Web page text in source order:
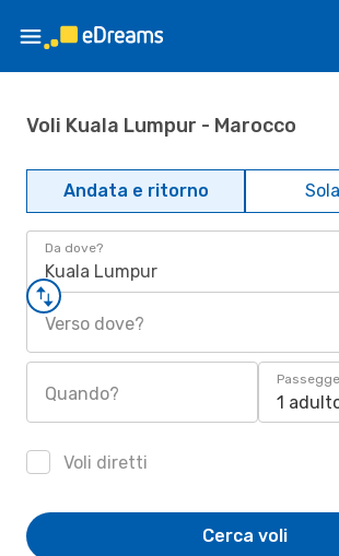
Voli Kuala Lumpur - Marocco
Andata e ritorno
Da dove?
Kuala Lumpur
Verso dove?
Quando? 1
Voli diretti
Cerca voli